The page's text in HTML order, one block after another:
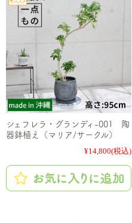
シェフレラ・グランディ-001 陶
器鉢植え（マリア/サークル）
¥14,800(税込)